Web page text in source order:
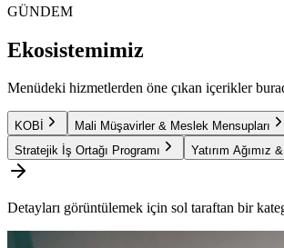
GÜNDEM
Ekosistemimiz
Menüdeki hizmetlerden öne çıkan içerikler
KOBİ
Mali Müşavirler & Meslek Mensupları
Stratejik İş Ortağı Programı
Yatırım Ağımız
Detayları görüntülemek için sol taraftan bir